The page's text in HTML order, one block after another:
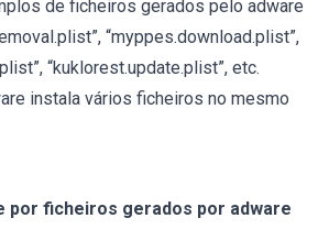
de ficheiros gerados pelo adware
“myppes.download.plist”,
“kuklorest.update.plist”, etc.
instala vários ficheiros no mesmo
por ficheiros gerados por adware